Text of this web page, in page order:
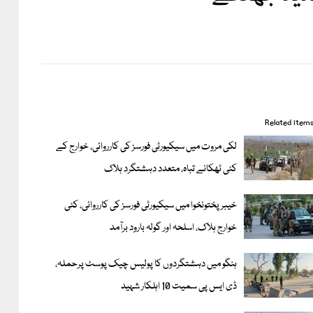
Related items
لکی مروت میں سیکیورٹی فورسز کی کارروائی، خوارج کے
کئی ٹھکانے تباہ، متعدد دہشتگرد ہلاک
خیبر پختونخوا میں سیکیورٹی فورسز کی کارروائی، کئی
خوارج ہلاک، اسلحہ اور گولہ بارود برآمد
ہنگو میں دہشتگردوں کا پولیس چیک پوسٹ پرحملہ،
ڈی ایس پی سمیت 10 اہلکار شہید